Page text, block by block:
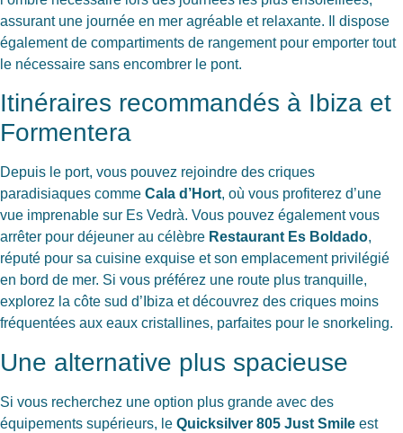
assurant une journée en mer agréable et relaxante. Il dispose
également de compartiments de rangement pour emporter tout
le nécessaire sans encombrer le pont.
Itinéraires recommandés à Ibiza et
Formentera
Depuis le port, vous pouvez rejoindre des criques
paradisiaques comme Cala d’Hort, où vous profiterez d’une
vue imprenable sur Es Vedrà. Vous pouvez également vous
arrêter pour déjeuner au célèbre Restaurant Es Boldado,
réputé pour sa cuisine exquise et son emplacement privilégié
en bord de mer. Si vous préférez une route plus tranquille,
explorez la côte sud d’Ibiza et découvrez des criques moins
fréquentées aux eaux cristallines, parfaites pour le snorkeling.
Une alternative plus spacieuse
Si vous recherchez une option plus grande avec des
équipements supérieurs, le Quicksilver 805 Just Smile est